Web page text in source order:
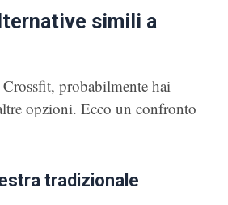
simili a
probabilmente hai
opzioni. Ecco un confronto
tradizionale